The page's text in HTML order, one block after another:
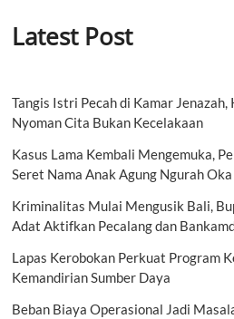
Latest Post
Tangis Istri Pecah di Kamar
Nyoman Cita Bukan Kecelakaan
Kasus Lama Kembali Mengemuka,
Seret Nama Anak Agung Ngurah Oka
Kriminalitas Mulai Mengusik Bali,
Adat Aktifkan Pecalang dan
Lapas Kerobokan Perkuat Program
Kemandirian Sumber Daya
Beban Biaya Operasional Jadi